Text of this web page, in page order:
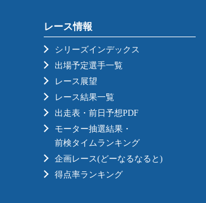
レース情報
シリーズインデックス
出場予定選手一覧
レース展望
レース結果一覧
出走表・前日予想PDF
モーター抽選結果・
前検タイムランキング
企画レース(どーなるなると)
得点率ランキング